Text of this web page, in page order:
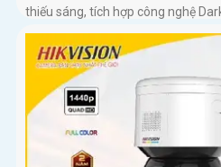
thiếu sáng, tích hợp công nghệ
đèn trắng 30m, Face Capture,